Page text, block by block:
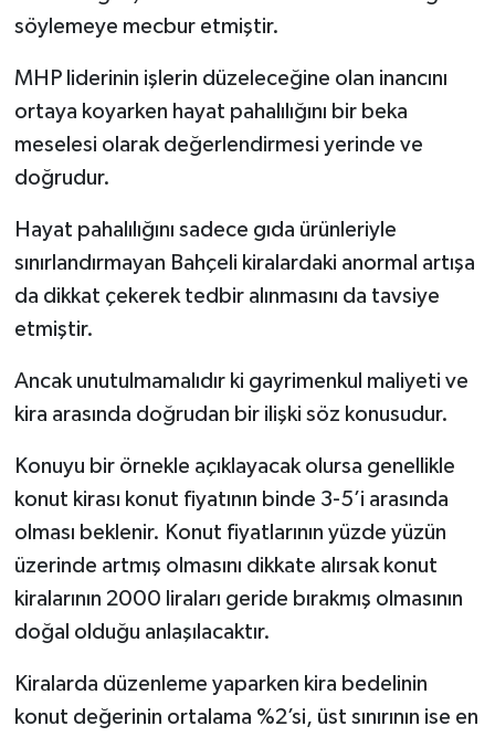
söylemeye mecbur etmiştir.
MHP liderinin işlerin düzeleceğine olan inancını
ortaya koyarken hayat pahalılığını bir beka
meselesi olarak değerlendirmesi yerinde ve
doğrudur.
Hayat pahalılığını sadece gıda ürünleriyle
sınırlandırmayan Bahçeli kiralardaki anormal artışa
da dikkat çekerek tedbir alınmasını da tavsiye
etmiştir.
Ancak unutulmamalıdır ki gayrimenkul maliyeti ve
kira arasında doğrudan bir ilişki söz konusudur.
Konuyu bir örnekle açıklayacak olursa genellikle
konut kirası konut fiyatının binde 3-5’i arasında
olması beklenir. Konut fiyatlarının yüzde yüzün
üzerinde artmış olmasını dikkate alırsak konut
kiralarının 2000 liraları geride bırakmış olmasının
doğal olduğu anlaşılacaktır.
Kiralarda düzenleme yaparken kira bedelinin
konut değerinin ortalama %2’si, üst sınırının ise en